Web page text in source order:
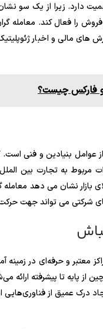
تثبیت در حوالی ۱۰۵ هزار دلار
را فعال کند. معامله
های مالی و اخبار
و فارکس چیست؟
بنیادین و فنی است.
مربوط به تجارت بین
نشان می دهد معامله
شرکتی می تواند جهت
معتبر و حرفه‌ای در
از پایه تا پیشرفته ارائه
درک عمیق از